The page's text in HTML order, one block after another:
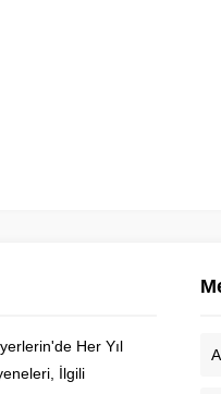
Her Yıl
İlgili